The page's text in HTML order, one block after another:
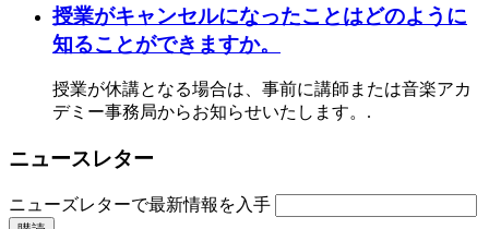
授業がキャンセルになったことはどのように
知ることができますか。
授業が休講となる場合は、事前に講師または音楽アカ
デミー事務局からお知らせいたします。.
ニュースレター
ニューズレターで最新情報を入手